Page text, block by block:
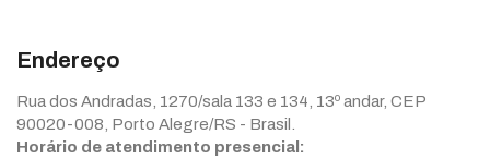
Endereço
Rua dos Andradas, 1270/sala 133 e 134, 13º andar, CEP
90020-008, Porto Alegre/RS - Brasil.
Horário de atendimento presencial: